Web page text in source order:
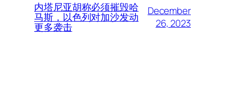
内塔尼亚胡称必须摧毁哈
马斯，以色列对加沙发动
更多袭击
December
26, 2023